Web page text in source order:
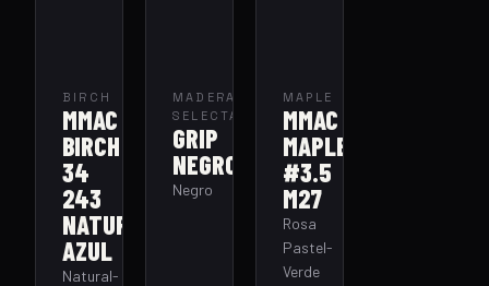
BIRCH
MMAC
BIRCH
34
243
NATURAL-
AZUL
Natural-
MADERA
SELECTA
GRIP
NEGRO
Negro
MAPLE
MMAC
MAPLE
#3.5
M27
Rosa
Pastel-
Verde